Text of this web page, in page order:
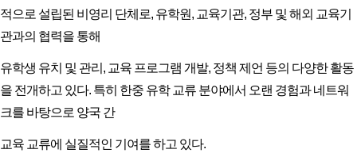
적으로 설립된 비영리 단체로, 유학원, 교육기관, 정부 및 해외 교육기
관과의 협력을 통해
유학생 유치 및 관리, 교육 프로그램 개발, 정책 제언 등의 다양한 활동
을 전개하고 있다. 특히 한중 유학 교류 분야에서 오랜 경험과 네트워
크를 바탕으로 양국 간
교육 교류에 실질적인 기여를 하고 있다.